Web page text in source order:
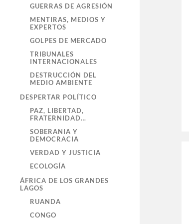
GUERRAS DE AGRESIÓN
MENTIRAS, MEDIOS Y
EXPERTOS
GOLPES DE MERCADO
TRIBUNALES
INTERNACIONALES
DESTRUCCIÓN DEL
MEDIO AMBIENTE
DESPERTAR POLÍTICO
PAZ, LIBERTAD,
FRATERNIDAD…
SOBERANIA Y
DEMOCRACIA
VERDAD Y JUSTICIA
ECOLOGÍA
ÁFRICA DE LOS GRANDES
LAGOS
RUANDA
CONGO